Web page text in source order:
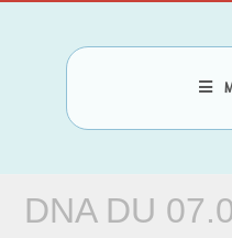
DNA DU